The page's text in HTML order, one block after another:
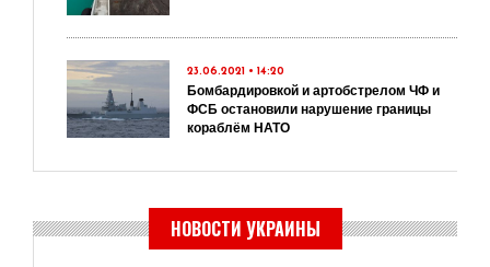
23.06.2021 • 14:20
Бомбардировкой и артобстрелом ЧФ и
ФСБ остановили нарушение границы
кораблём НАТО
НОВОСТИ УКРАИНЫ